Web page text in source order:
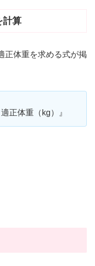
計算
正体重を求める式が掲
正体重（kg）』